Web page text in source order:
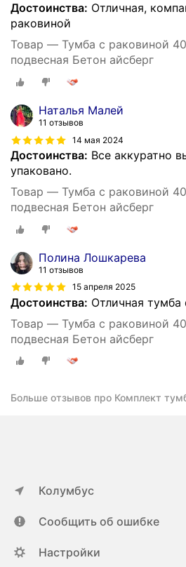
Достоинства: Отличная,
раковиной
Товар — Тумба с раковиной
подвесная Бетон айсберг
Наталья Малей
11 отзывов
14 мая 2024
Достоинства: Все аккуратно
упаковано.
Товар — Тумба с раковиной
подвесная Бетон айсберг
Полина Лошкарева
11 отзывов
15 апреля 2025
Достоинства: Отличная тумба
Товар — Тумба с раковиной
подвесная Бетон айсберг
Больше отзывов про Комплект
Колумбус
Сообщить об ошибке
Настройки